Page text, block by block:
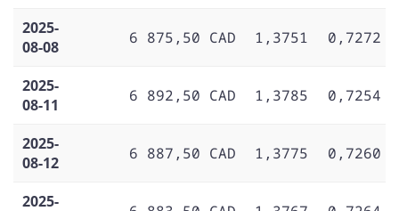
2025-
08-08
6 875,50 CAD 1,3751 0,7272
2025-
08-11
6 892,50 CAD 1,3785 0,7254
2025-
08-12
6 887,50 CAD 1,3775 0,7260
2025-